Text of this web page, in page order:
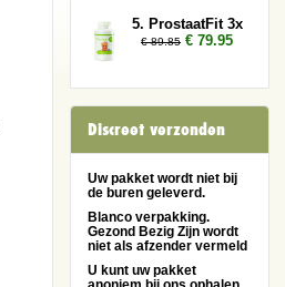
5. ProstaatFit 3x
€ 89.85 € 79.95
Discreet verzonden
Uw pakket wordt niet bij
de buren geleverd.
Blanco verpakking.
Gezond Bezig Zijn wordt
niet als afzender vermeld
U kunt uw pakket